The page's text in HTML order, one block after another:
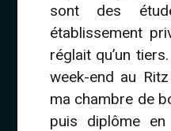
sont des
établissement
réglait qu’un
week-end au
ma chambre de
puis diplôme